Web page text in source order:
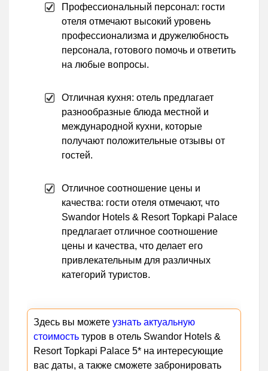
Профессиональный персонал: гости
отеля отмечают высокий уровень
профессионализма и дружелюбность
персонала, готового помочь и ответить
на любые вопросы.
Отличная кухня: отель предлагает
разнообразные блюда местной и
международной кухни, которые
получают положительные отзывы от
гостей.
Отличное соотношение цены и
качества: гости отеля отмечают, что
Swandor Hotels & Resort Topkapi Palace
предлагает отличное соотношение
цены и качества, что делает его
привлекательным для различных
категорий туристов.
Здесь вы можете узнать актуальную
стоимость туров в отель Swandor Hotels &
Resort Topkapi Palace 5* на интересующие
вас даты, а также сможете забронировать